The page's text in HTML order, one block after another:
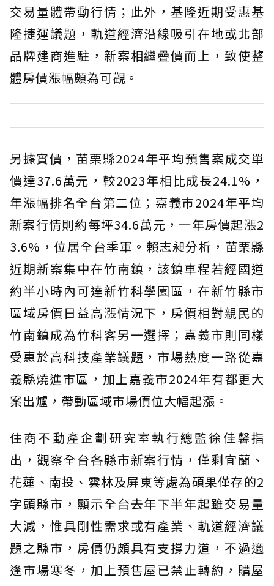
交易量體帶動行情；此外，基隆近期受惠基
隆捷運議題，軌道經濟沿線吸引在地或北部
品牌建商進駐，新案相繼疊價而上，致使整
體房價漲幅頗為可觀。
另據實價，苗栗縣2024年平均預售案成交單
價達37.6萬元，較2023年相比成長24.1%，
年漲幅排名全台第二位；嘉義市2024年平均
新案行情則約每坪34.6萬元，一年房價起漲2
3.6%，位居全台季軍。賴志昶分析，苗栗縣
近期新案集中在竹南鎮，該鎮車程若經國道
約半小時內可達新竹科學園區，在新竹縣市
區域房價日益高漲情況下，房價相對親民的
竹南鎮成為竹科客另一選擇；嘉義市則同樣
受惠於高科技產業議題，市場熱度一路從嘉
義縣燒進市區，加上嘉義市2024年有都更大
案出爐，帶動區域市場價位大幅起漲。
住商不動產企劃研究室執行總監徐佳馨指
出，觀察全台各縣市新案行情，僅剩宜蘭、
花蓮、南投、雲林及屏東等處為碩果僅存的2
字頭縣市，顯示全台去年下半年起雖交易量
大減，惟具剛性需求或有產業、軌道經濟議
題之縣市，房價仍頗具有支撐力道，不過適
逢市場寒冬，加上預售屋已禁止轉約，購屋